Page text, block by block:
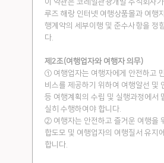
이 약관은 코레일관광개발 주식회사
루즈 해랑 인터넷 여행상품몰과 여행
행계약의 세부이행 및 준수사항을 정
다.
제2조(여행업자와 여행자 의무)
① 여행업자는 여행자에게 안전하고
비스를 제공하기 위하여 여행알선
등 여행계획의 수립 및 실행과정에서
실히 수행하여야 합니다.
② 여행자는 안전하고 즐거운 여행을
합도모 및 여행업자의 여행질서 유지
합니다.